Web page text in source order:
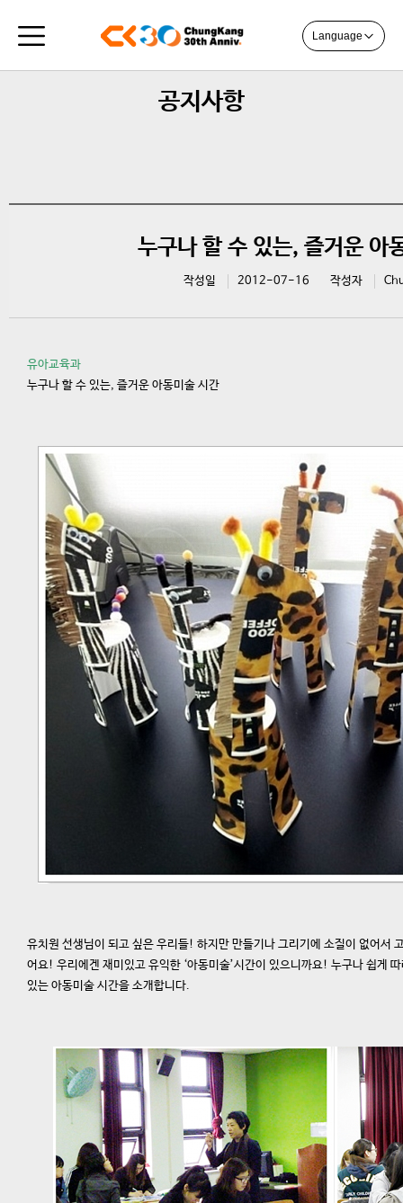
Language
공지사항
누구나 할 수 있는, 즐거운 아
작성일 2012-07-16 작성자
유아교육과
누구나 할 수 있는, 즐거운 아동미술 시간
유치원 선생님이 되고 싶은 우리들! 하지만 만들기나 그리기에 소질이 없어서
어요! 우리에겐 재미있고 유익한 ‘아동미술’시간이 있으니까요! 누구나 쉽게
있는 아동미술 시간을 소개합니다.